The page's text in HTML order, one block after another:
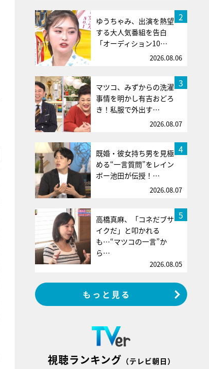
2
ゆうちゃみ、出演を熱望
する大人気番組を告白
「オーディション10…
2026.08.06
3
マツコ、みずからの洗濯
事情を明かし有吉おどろ
き！私服で外出す…
2026.08.07
4
既婚・彼女持ち男を見極
める“一言質問”をレイン
ボー池田が伝授！…
2026.08.07
5
高橋真麻、「コネだブサ
イクだ」と叩かれる
も…“マツコの一言”か
ら…
2026.08.05
もっと見る
視聴ランキング （テレビ朝日）